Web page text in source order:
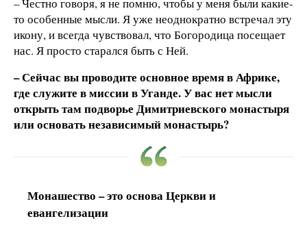
то особенные мысли. Я уже неоднократно встречал эту
икону, и всегда чувствовал, что Богородица посещает
нас. Я просто старался быть с Ней.
– Сейчас вы проводите основное время в Африке,
где служите в миссии в Уганде. У вас нет мысли
открыть там подворье Димитриевского монастыря
или основать независимый монастырь?
Монашество – это основа Церкви и
евангелизации